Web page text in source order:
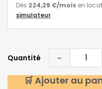
Dès 224,29 €/mois en
simulateur
Quantité -
🛒 Ajouter au